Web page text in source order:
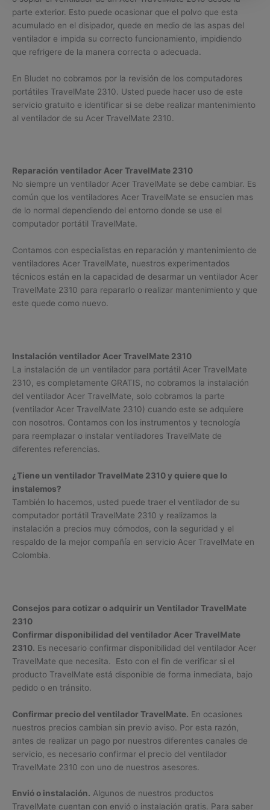
parte exterior. Esto puede ocasionar que el polvo que esta
acumulado en el disipador, quede en medio de las aspas del
ventilador e impida su correcto funcionamiento, impidiendo
que refrigere de la manera correcta o adecuada.
En Bludet no cobramos por la revisión de los computadores
portátiles TravelMate 2310. Usted puede hacer uso de este
servicio gratuito e identificar si se debe realizar mantenimiento
al ventilador de su Acer TravelMate 2310.
Reparación ventilador Acer TravelMate 2310
No siempre un ventilador Acer TravelMate se debe cambiar. Es
común que los ventiladores Acer TravelMate se ensucien mas
de lo normal dependiendo del entorno donde se use el
computador portátil TravelMate.
Contamos con especialistas en reparación y mantenimiento de
ventiladores Acer TravelMate, nuestros experimentados
técnicos están en la capacidad de desarmar un ventilador Acer
TravelMate 2310 para repararlo o realizar mantenimiento y que
este quede como nuevo.
Instalación ventilador Acer TravelMate 2310
La instalación de un ventilador para portátil Acer TravelMate
2310, es completamente GRATIS, no cobramos la instalación
del ventilador Acer TravelMate, solo cobramos la parte
(ventilador Acer TravelMate 2310) cuando este se adquiere
con nosotros. Contamos con los instrumentos y tecnología
para reemplazar o instalar ventiladores TravelMate de
diferentes referencias.
¿Tiene un ventilador TravelMate 2310 y quiere que lo
instalemos?
También lo hacemos, usted puede traer el ventilador de su
computador portátil TravelMate 2310 y realizamos la
instalación a precios muy cómodos, con la seguridad y el
respaldo de la mejor compañía en servicio Acer TravelMate en
Colombia.
Consejos para cotizar o adquirir un Ventilador TravelMate
2310
Confirmar disponibilidad del ventilador Acer TravelMate
2310. Es necesario confirmar disponibilidad del ventilador Acer
TravelMate que necesita. Esto con el fin de verificar si el
producto TravelMate está disponible de forma inmediata, bajo
pedido o en tránsito.
Confirmar precio del ventilador TravelMate. En ocasiones
nuestros precios cambian sin previo aviso. Por esta razón,
antes de realizar un pago por nuestros diferentes canales de
servicio, es necesario confirmar el precio del ventilador
TravelMate 2310 con uno de nuestros asesores.
Envió o instalación. Algunos de nuestros productos
TravelMate cuentan con envió o instalación gratis. Para saber